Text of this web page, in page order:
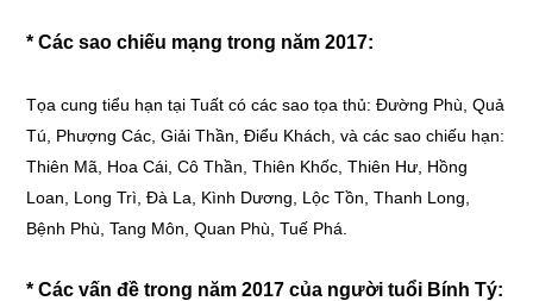
* Các sao chiếu mạng trong năm 2017:
Tọa cung tiểu hạn tại Tuất có các sao tọa thủ: Đường Phù, Quả
Tú, Phượng Các, Giải Thần, Điểu Khách, và các sao chiếu hạn:
Thiên Mã, Hoa Cái, Cô Thần, Thiên Khốc, Thiên Hư, Hồng
Loan, Long Trì, Đà La, Kình Dương, Lộc Tồn, Thanh Long,
Bệnh Phù, Tang Môn, Quan Phù, Tuế Phá.
* Các vấn đề trong năm 2017 của người tuổi Bính Tý: